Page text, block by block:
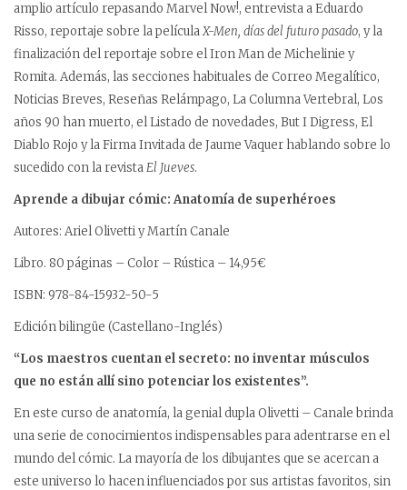
amplio artículo repasando Marvel Now!, entrevista a Eduardo
Risso, reportaje sobre la películaX-Men, días del futuro pasado, y la
finalización del reportaje sobre el Iron Man de Michelinie y
Romita. Además, las secciones habituales de Correo Megalítico,
Noticias Breves, Reseñas Relámpago, La Columna Vertebral, Los
años 90 han muerto, el Listado de novedades, But I Digress, El
Diablo Rojo y la Firma Invitada de Jaume Vaquer hablando sobre lo
sucedido con la revistaEl Jueves.
Aprende a dibujar cómic: Anatomía de superhéroes
Autores: Ariel Olivetti y Martín Canale
Libro. 80 páginas – Color – Rústica – 14,95€
ISBN: 978-84-15932-50-5
Edición bilingüe (Castellano-Inglés)
“Los maestros cuentan el secreto: no inventar músculos
que no están allí sino potenciar los existentes”.
En este curso de anatomía, la genial dupla Olivetti – Canale brinda
una serie de conocimientos indispensables para adentrarse en el
mundo del cómic. La mayoría de los dibujantes que se acercan a
este universo lo hacen influenciados por sus artistas favoritos, sin